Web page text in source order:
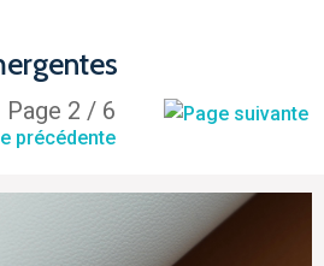
Page 2 / 6